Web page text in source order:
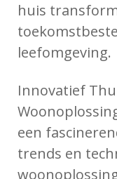
huis
leefomgeving.
Innovatief
een
trends en